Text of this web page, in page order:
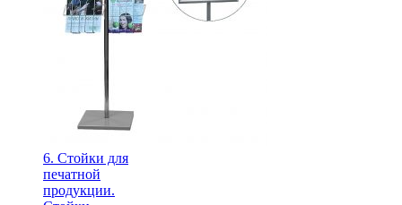
6. Стойки для
печатной
продукции.